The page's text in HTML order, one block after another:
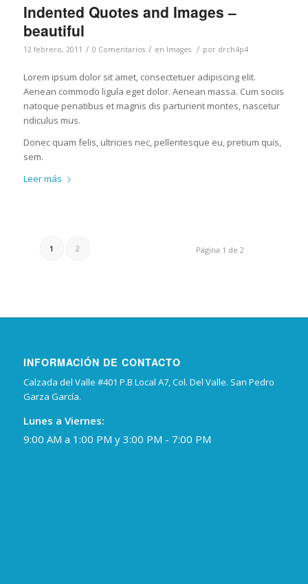
Indented Quotes and Images –
beautiful
12 febrero, 2011 / 0 Comentarios / en Images / por drch4p4
Lorem ipsum dolor sit amet, consectetuer adipiscing elit.
Aenean commodo ligula eget dolor. Aenean massa. Cum sociis
natoque penatibus et magnis dis parturient montes, nascetur
ridiculus mus.
Donec quam felis, ultricies nec, pellentesque eu, pretium quis,
sem.
Leer más
Página 1 de 2
1 2
INFORMACIÓN DE CONTACTO
Calzada del Valle #401 P.B Local A7, Col. Del Valle. San Pedro
Garza García.
Lunes a Viernes:
9:00 AM a 1:00 PM y 3:00 PM - 7:00 PM